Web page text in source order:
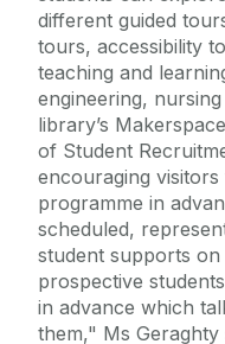
different guided
tours, accessibility
teaching and
engineering,
library’s
of Student
encouraging
programme in
scheduled,
student supports
prospective
in advance which
them," Ms